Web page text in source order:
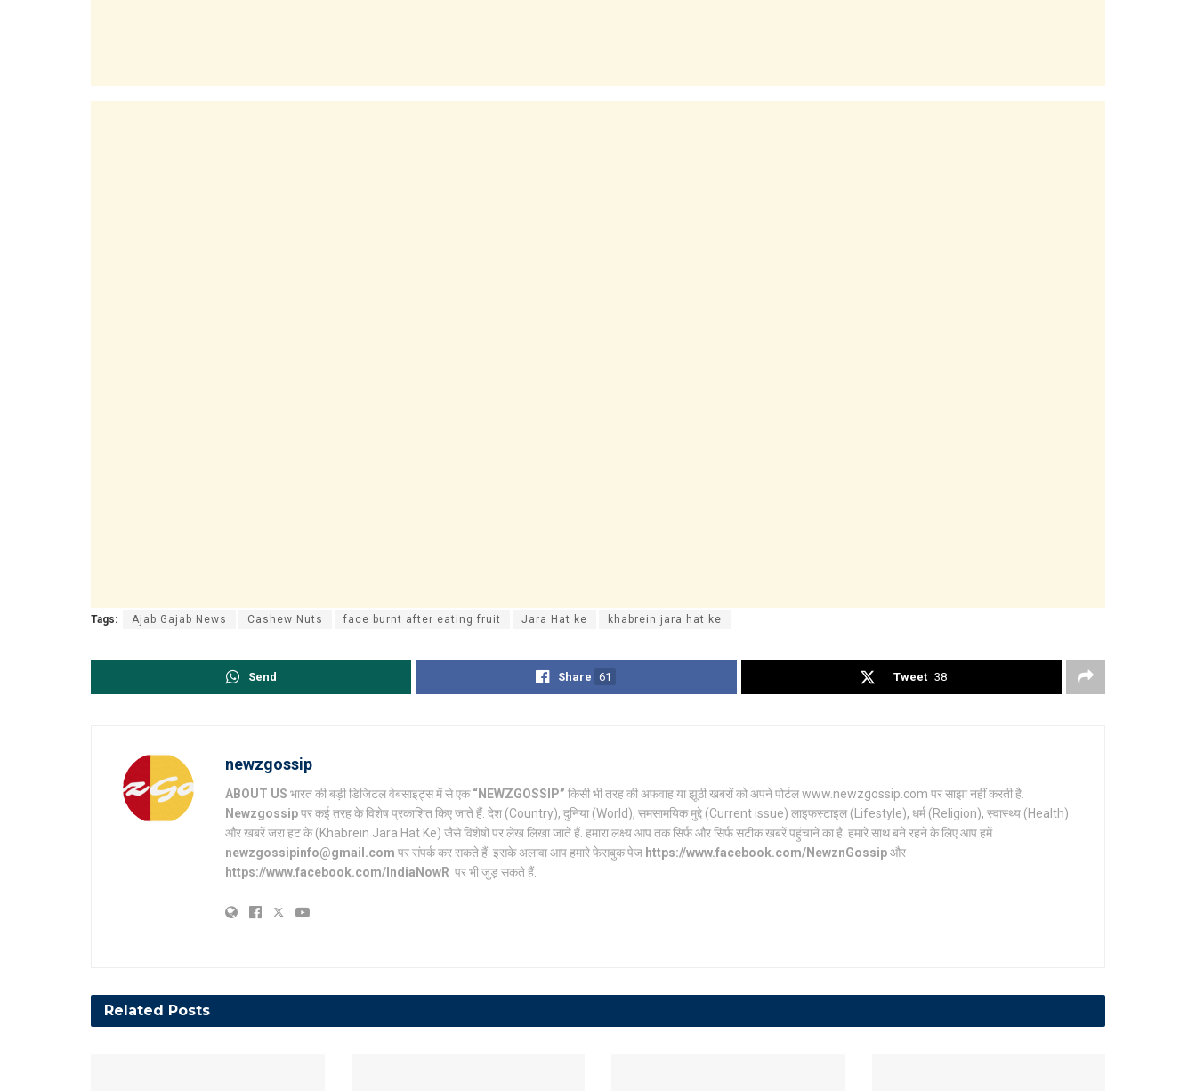
Tags: Ajab Gajab News Cashew Nuts face burnt after eating fruit Jara Hat ke khabrein jara hat ke
Send Share 61 Tweet 38
newzgossip
ABOUT US भारत की बड़ी डिजिटल वेबसाइट्स में से एक“NEWZGOSSIP” किसी भी तरह की अफवाह या झूठी खबरों को अपने पोर्टल www.newzgossip.com पर साझा नहीं करती है.
Newzgossipपर कई तरह के विशेष प्रकाशित किए जाते हैं. देश (Country), दुनिया (World), समसामयिक मुद्दे (Current issue) लाइफस्टाइल (Lifestyle), धर्म (Religion), स्वास्थ्य (Health)
और खबरें जरा हट के (Khabrein Jara Hat Ke) जैसे विशेषों पर लेख लिखा जाते हैं. हमारा लक्ष्य आप तक सिर्फ और सिर्फ सटीक खबरें पहुंचाने का है. हमारे साथ बने रहने के लिए आप हमें
newzgossipinfo@gmail.com पर संपर्क कर सकते हैं. इसके अलावा आप हमारे फेसबुक पेज https://www.facebook.com/NewznGossipऔर
https://www.facebook.com/IndiaNowR पर भी जुड़ सकते हैं.
Related Posts